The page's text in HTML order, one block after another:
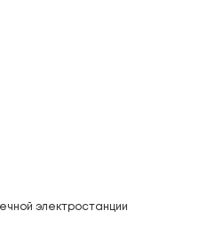
электростанции